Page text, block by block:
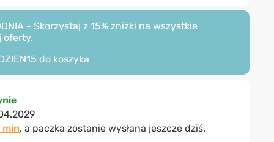
- Skorzystaj z 15% zniżki na wszystkie
oferty.
do koszyka
min, a paczka zostanie wysłana jeszcze dziś.